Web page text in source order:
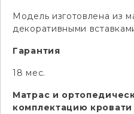
Модель изготовлена из
декоративными
Гарантия
18 мес.
Матрас и
комплектацию